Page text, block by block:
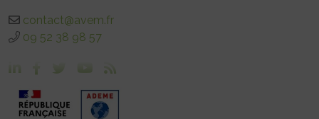
contact@avem.fr
09 52 38 98 57